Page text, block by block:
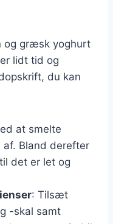
og græsk yoghurt
lidt tid og
du kan
at smelte
af. Bland derefter
det er let og
: Tilsæt
-skal samt